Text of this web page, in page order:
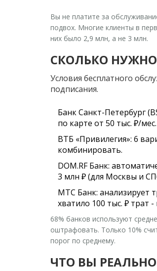
Вы не платите за
подвох. Многие клиенты в
них было 2,9 млн, а не 3 млн.
СКОЛЬКО
Условия бесплатного
подписания.
Банк Санкт-Петербург
по карте от 50 тыс. ₽/мес.
ВТБ «Привилегия»: 6
комбинировать.
DOM.RF Банк:
3 млн ₽ (для Москвы и
МТС Банк: анализирует
хватило 100 тыс. ₽ трат
68% банков используют
оштрафовать. Только 10%
порог по среднему.
ЧТО ВЫ